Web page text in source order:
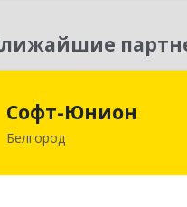
Софт-Юнион
Белгород
308014, Белгородская